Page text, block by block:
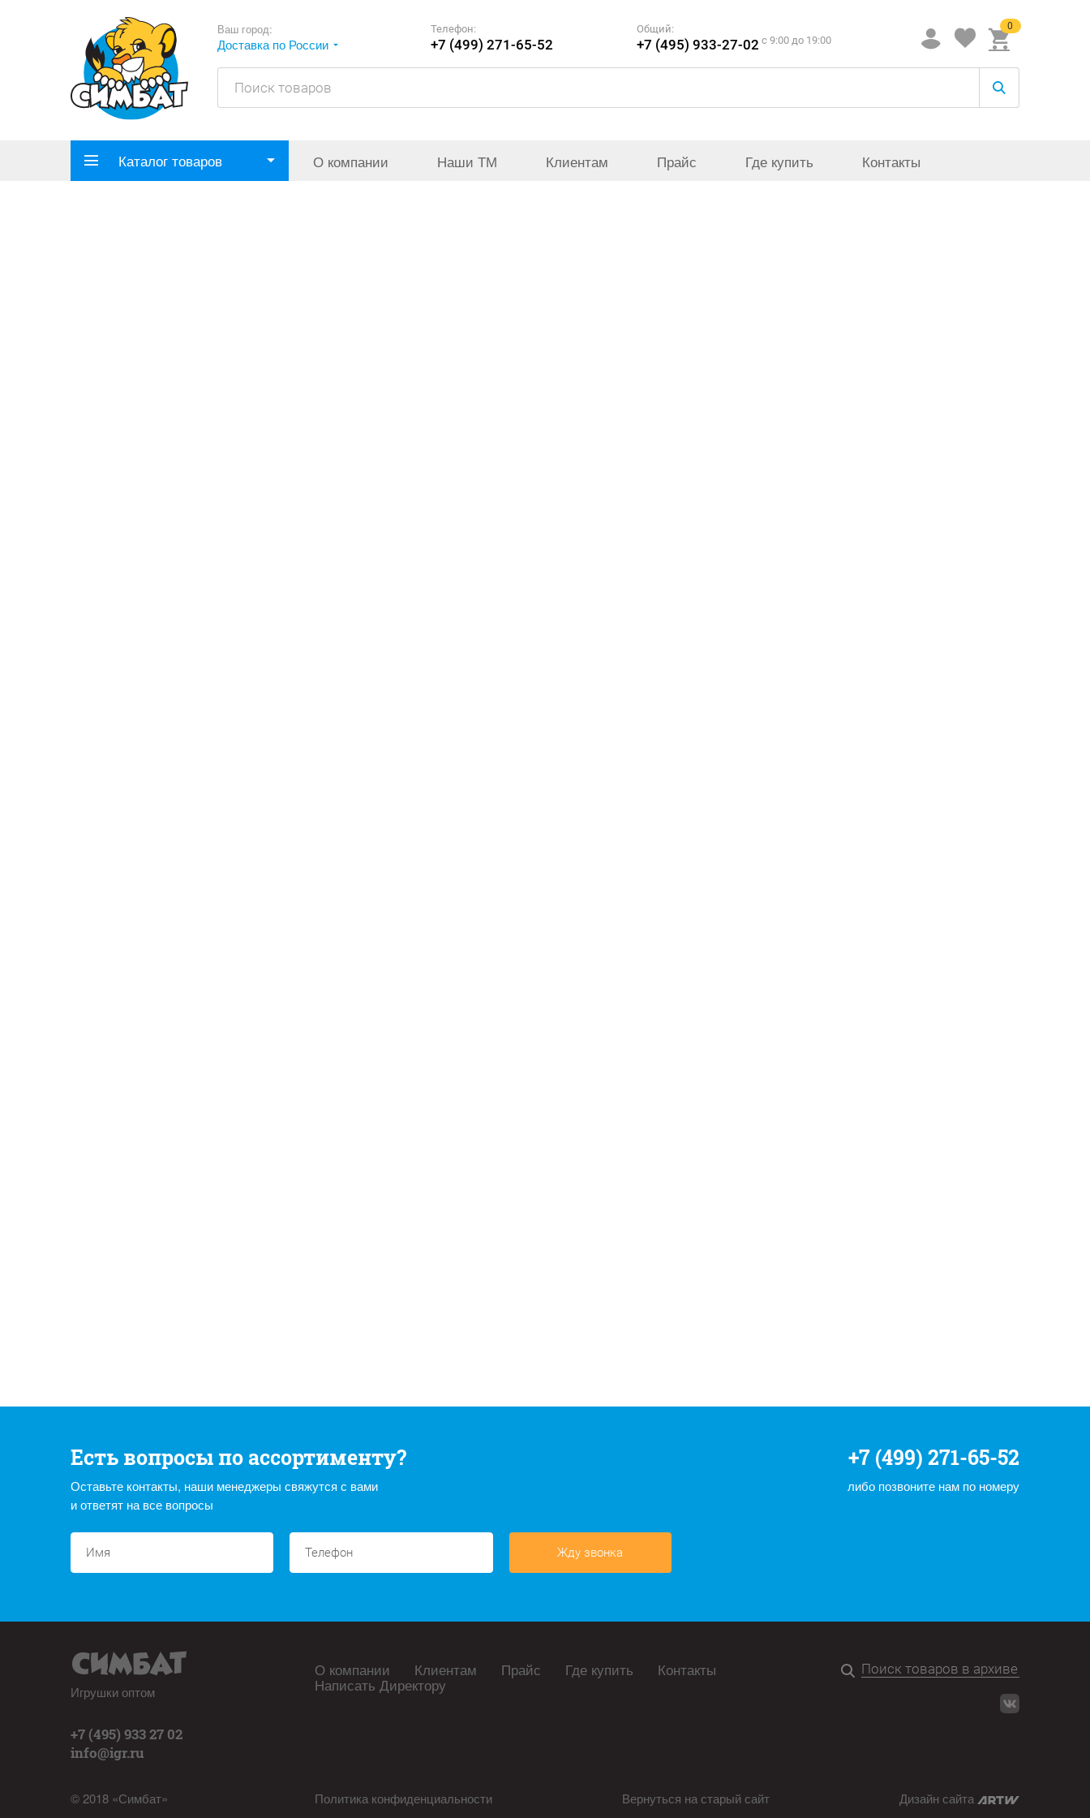
Ваш город:
Доставка по России
Телефон:
+7 (499) 271-65-52
Общий:
+7 (495) 933-27-02 c 9:00 до 19:00
0
Каталог товаров О компании Наши ТМ Клиентам Прайс Где купить Контакты
Есть вопросы по ассортименту?
Оставьте контакты, наши менеджеры свяжутся с вами
и ответят на все вопросы
+7 (499) 271-65-52
либо позвоните нам по номеру
Жду звонка
Игрушки оптом
+7 (495) 933 27 02
info@igr.ru
© 2018 «Симбат»
О компании Клиентам Прайс Где купить Контакты
Написать Директору
Политика конфиденциальности Вернуться на старый сайт Дизайн сайта